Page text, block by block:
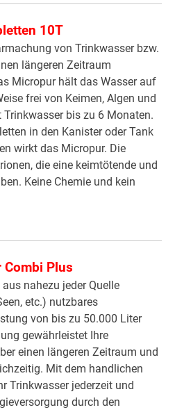
10T
von Trinkwasser bzw.
längeren Zeitraum
Micropur hält das Wasser auf
frei von Keimen, Algen und
Trinkwasser bis zu 6 Monaten.
in den Kanister oder Tank
wirkt das Micropur. Die
die eine keimtötende und
Keine Chemie und kein
Combi Plus
nahezu jeder Quelle
etc.) nutzbares
von bis zu 50.000 Liter
gewährleistet Ihre
einen längeren Zeitraum und
Mit dem handlichen
Trinkwasser jederzeit und
durch den